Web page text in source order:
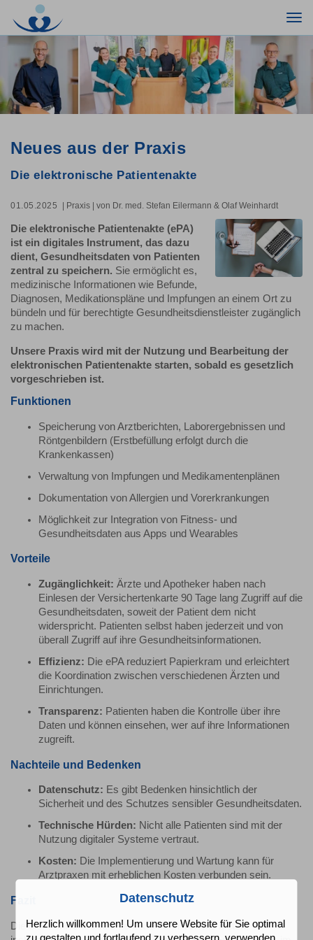
Neues aus der Praxis
Die elektronische Patientenakte
01.05.2025 | Praxis | von Dr. med. Stefan Eilermann & Olaf Weinhardt
Die elektronische Patientenakte (ePA)
ist ein digitales Instrument, das dazu
dient, Gesundheitsdaten von Patienten
zentral zu speichern. Sie ermöglicht es,
medizinische Informationen wie Befunde,
Diagnosen, Medikationspläne und Impfungen an einem Ort zu
bündeln und für berechtigte Gesundheitsdienstleister zugänglich
zu machen.
Unsere Praxis wird mit der Nutzung und Bearbeitung der
elektronischen Patientenakte starten, sobald es gesetzlich
vorgeschrieben ist.
Funktionen
Speicherung von Arztberichten, Laborergebnissen und
Röntgenbildern (Erstbefüllung erfolgt durch die
Krankenkassen)
Verwaltung von Impfungen und Medikamentenplänen
Dokumentation von Allergien und Vorerkrankungen
Möglichkeit zur Integration von Fitness- und
Gesundheitsdaten aus Apps und Wearables
Vorteile
Zugänglichkeit: Ärzte und Apotheker haben nach
Einlesen der Versichertenkarte 90 Tage lang Zugriff auf die
Gesundheitsdaten, soweit der Patient dem nicht
widerspricht. Patienten selbst haben jederzeit und von
überall Zugriff auf ihre Gesundheitsinformationen.
Effizienz: Die ePA reduziert Papierkram und erleichtert
die Koordination zwischen verschiedenen Ärzten und
Einrichtungen.
Transparenz: Patienten haben die Kontrolle über ihre
Daten und können einsehen, wer auf ihre Informationen
zugreift.
Nachteile und Bedenken
Datenschutz: Es gibt Bedenken hinsichtlich der
Sicherheit und des Schutzes sensibler Gesundheitsdaten.
Technische Hürden: Nicht alle Patienten sind mit der
Nutzung digitaler Systeme vertraut.
Kosten: Die Implementierung und Wartung kann für
Arztpraxen mit erheblichen Kosten verbunden sein.
Fazit
Die elektronische Patientenakte kann Vorteile bieten,
Datenschutz
Herzlich willkommen! Um unsere Website für Sie optimal